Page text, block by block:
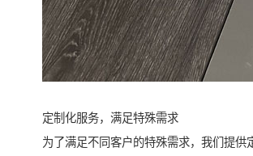
定制化服务，满足特殊需求
为了满足不同客户的特殊需求，我们提供